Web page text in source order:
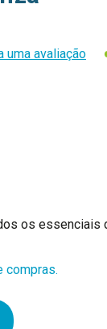
uma avaliação
os essenciais
compras.